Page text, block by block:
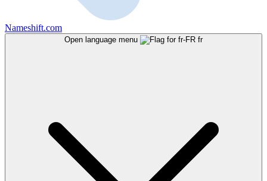
Nameshift.com
Open language menu fr